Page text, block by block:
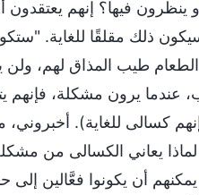
فيها؟ إنهم يعتقدون
ذلك مقلقًا للغاية.
طيب المذاق لهم، ولن
عندما يرون مشكلة، فإنهم
كسالى للغاية).
يعاني الكسالى من
أن يكونوا فعَّالين إلى